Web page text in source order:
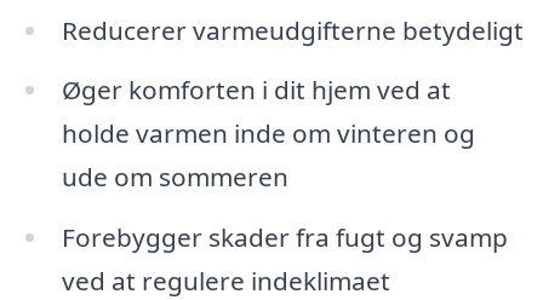
Reducerer varmeudgifterne betydeligt
Øger komforten i dit hjem ved at
holde varmen inde om vinteren og
ude om sommeren
Forebygger skader fra fugt og svamp
ved at regulere indeklimaet